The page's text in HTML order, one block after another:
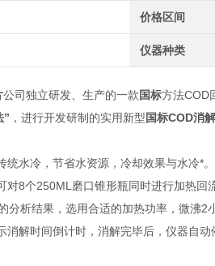
价格区间
仪器种类
公司独立研发、生产的一款国标方法COD
” ，进行开发研制的实用新型国标COD消
水冷，节省水资源，冷却效果与水冷*。
对8个250ML磨口锥形瓶同时进行加热
析结果，选用合适的加热功率，微沸2
解时间倒计时，消解完毕后，仪器自